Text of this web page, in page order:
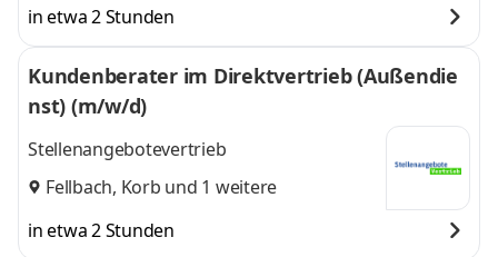
in etwa 2 Stunden
Kundenberater im Direktvertrieb (Außendie
nst) (m/w/d)
Stellenangebotevertrieb
Fellbach, Korb und 1 weitere
in etwa 2 Stunden